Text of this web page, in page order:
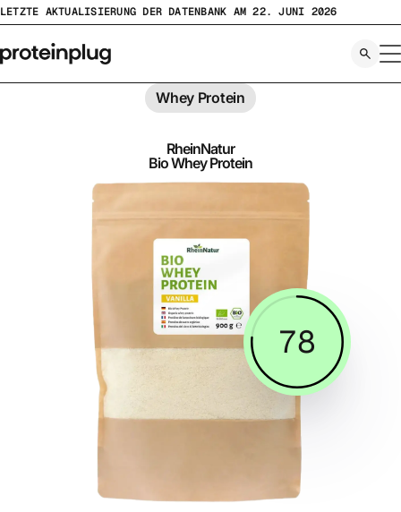
Zum
springen
LETZTE AKTUALISIERUNG DER DATENBANK AM 22. JUNI 2026
Whey Protein
RheinNatur
Bio Whey Protein
78